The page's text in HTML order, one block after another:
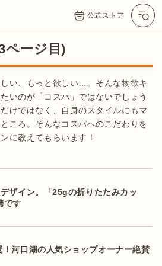
公式ストア
ページ目)
い、もっと欲しい…。そんな物欲キ
いのが「コスパ」ではないでしょう
けではなく、自身のスタイルにもマ
ころ。そんなコスパへのこだわりを
に教えてもらいます！
ザイン。「25gの折りたたみカッ
です
！河口湖の人気ショップオーナー絶賛